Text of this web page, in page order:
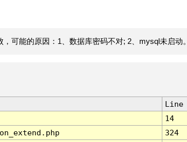
可能的原因：1、数据库密码不对; 2、mysql未启动。
Line
14
324